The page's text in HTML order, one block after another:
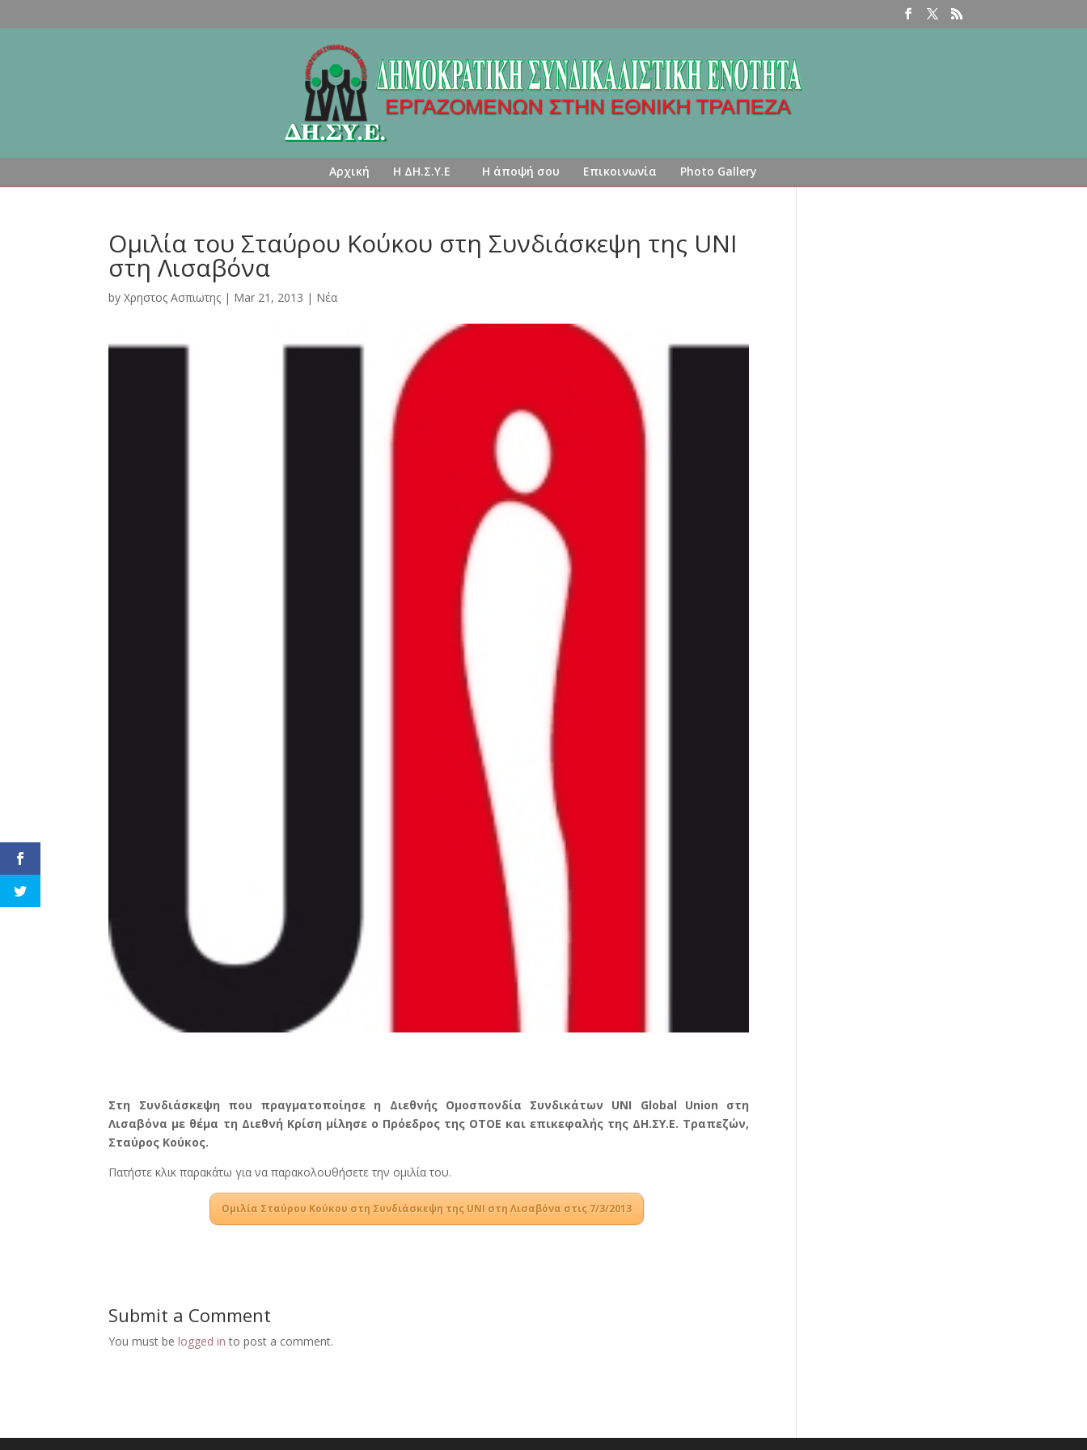
Αρχική Η ΔΗ.Σ.Υ.Ε Η άποψή σου Επικοινωνία Photo Gallery
Ομιλία του Σταύρου Κούκου στη Συνδιάσκεψη της UNI
στη Λισαβόνα
byΧρηστος Ασπιωτης | Mar 21, 2013 | Νέα
Στη Συνδιάσκεψη που πραγματοποίησε η Διεθνής Ομοσπονδία Συνδικάτων UNI Global Union στη
Λισαβόνα με θέμα τη Διεθνή Κρίση μίλησε ο Πρόεδρος της ΟΤΟΕ και επικεφαλής της ΔΗ.ΣΥ.Ε. Τραπεζών,
Σταύρος Κούκος.
Πατήστε κλικ παρακάτω για να παρακολουθήσετε την ομιλία του.
Ομιλία Σταύρου Κούκου στη Συνδιάσκεψη της UNI στη Λισαβόνα στις 7/3/2013
Submit a Comment
You must belogged in to post a comment.